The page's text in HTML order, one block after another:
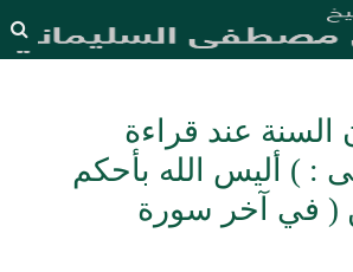
السنة عند قراءة
: ) أليس الله بأحكم
( في آخر سورة